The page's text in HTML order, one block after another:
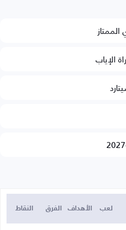
الممتاز
لعب الأهداف الفرق النقاط